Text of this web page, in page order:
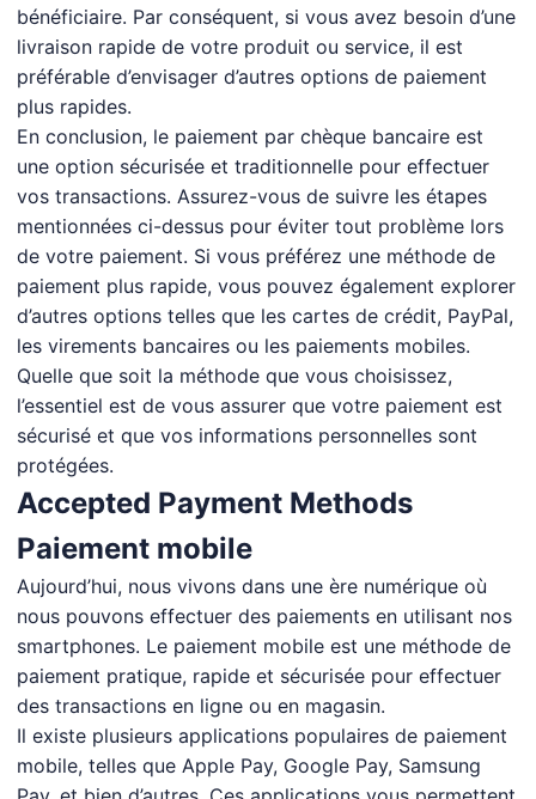
bénéficiaire. Par conséquent, si vous avez besoin d’une
livraison rapide de votre produit ou service, il est
préférable d’envisager d’autres options de paiement
plus rapides.
En conclusion, le paiement par chèque bancaire est
une option sécurisée et traditionnelle pour effectuer
vos transactions. Assurez-vous de suivre les étapes
mentionnées ci-dessus pour éviter tout problème lors
de votre paiement. Si vous préférez une méthode de
paiement plus rapide, vous pouvez également explorer
d’autres options telles que les cartes de crédit, PayPal,
les virements bancaires ou les paiements mobiles.
Quelle que soit la méthode que vous choisissez,
l’essentiel est de vous assurer que votre paiement est
sécurisé et que vos informations personnelles sont
protégées.
Accepted Payment Methods
Paiement mobile
Aujourd’hui, nous vivons dans une ère numérique où
nous pouvons effectuer des paiements en utilisant nos
smartphones. Le paiement mobile est une méthode de
paiement pratique, rapide et sécurisée pour effectuer
des transactions en ligne ou en magasin.
Il existe plusieurs applications populaires de paiement
mobile, telles que Apple Pay, Google Pay, Samsung